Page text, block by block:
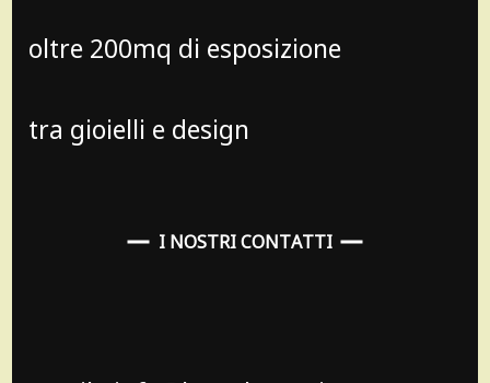
oltre 200mq di esposizione
tra gioielli e design
I NOSTRI CONTATTI